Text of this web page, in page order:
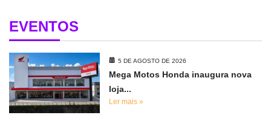
EVENTOS
5 DE AGOSTO DE 2026
Mega Motos Honda inaugura nova
loja...
Ler mais »